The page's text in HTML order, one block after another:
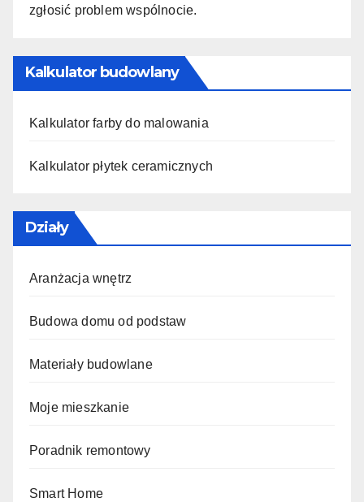
zgłosić problem wspólnocie.
Kalkulator budowlany
Kalkulator farby do malowania
Kalkulator płytek ceramicznych
Działy
Aranżacja wnętrz
Budowa domu od podstaw
Materiały budowlane
Moje mieszkanie
Poradnik remontowy
Smart Home